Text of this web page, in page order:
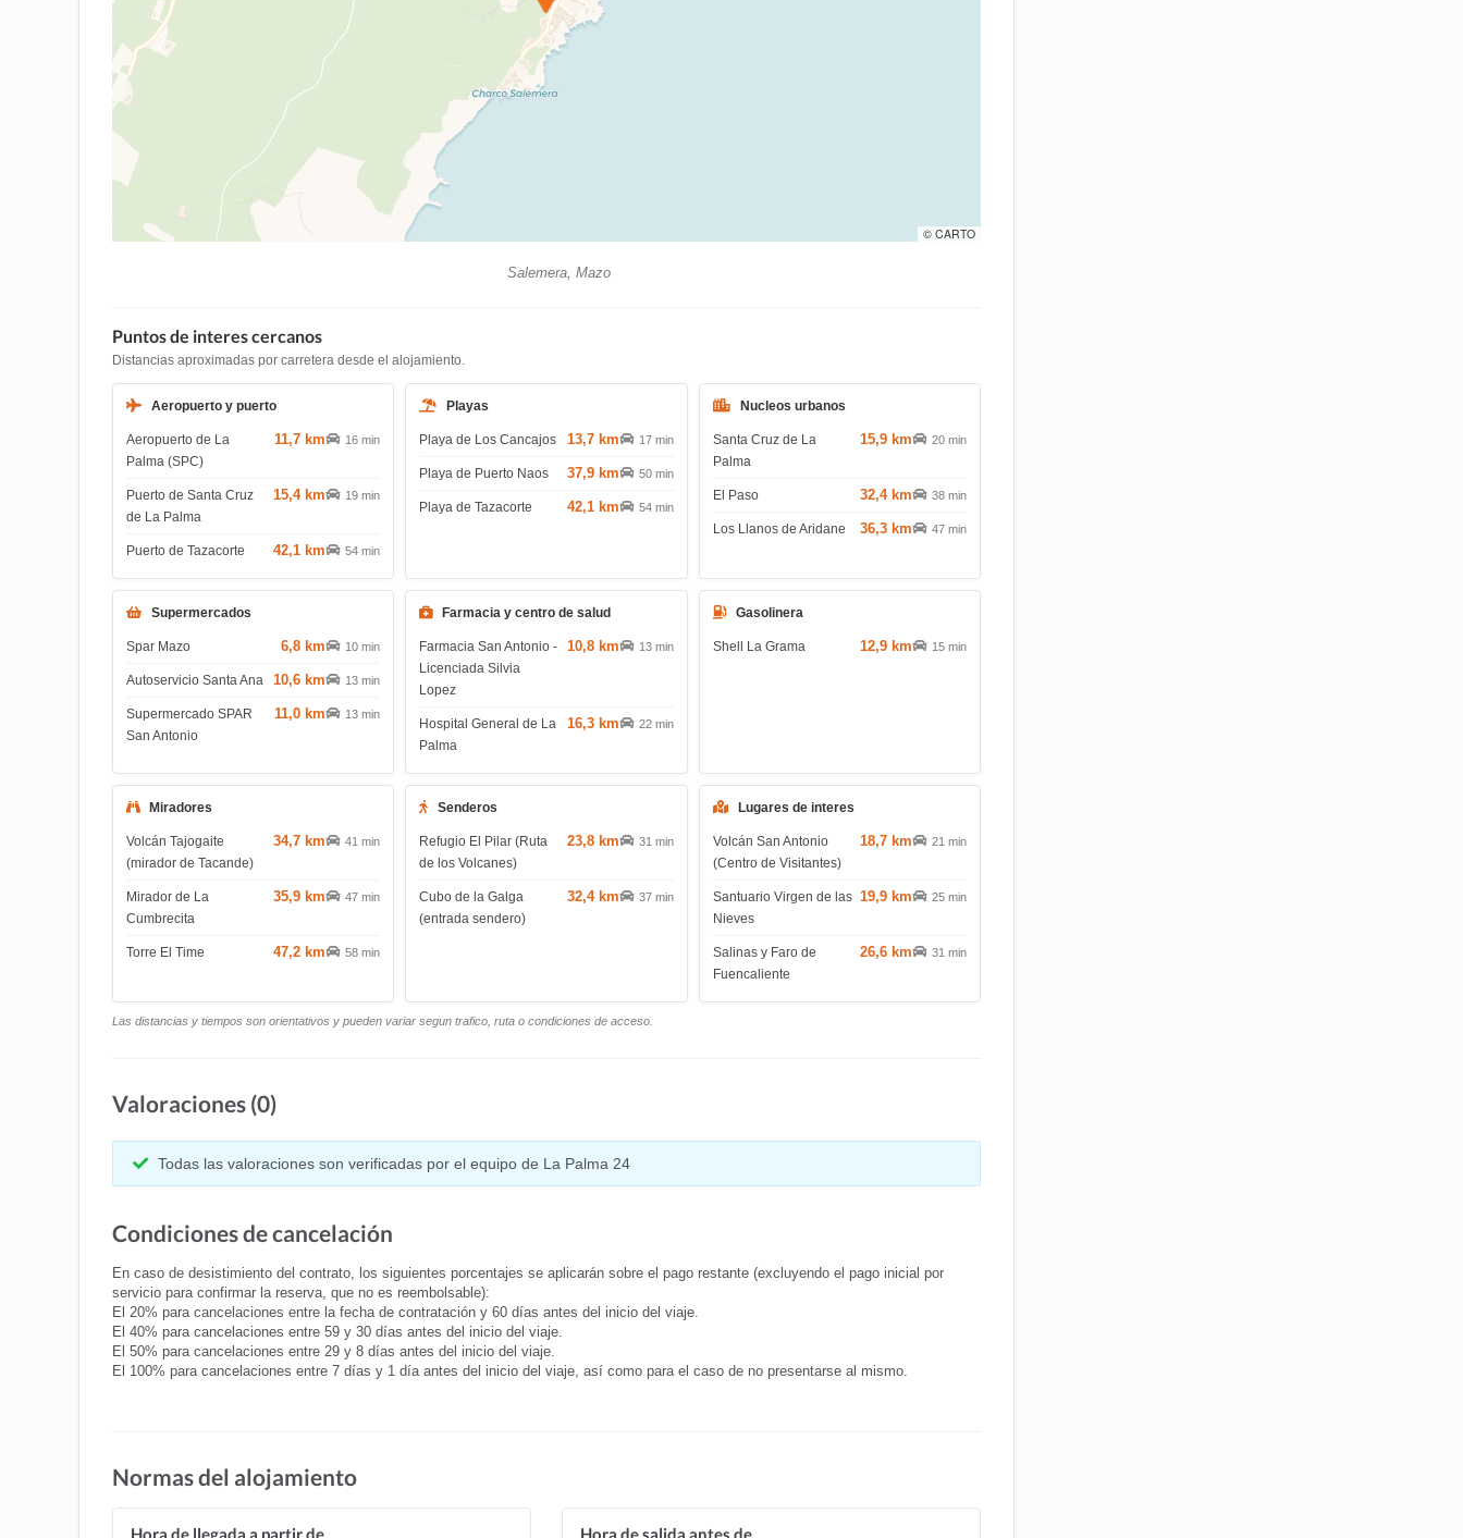
© CARTO
Salemera, Mazo
Puntos de interes cercanos
Distancias aproximadas por carretera desde el alojamiento.
Aeropuerto y puerto
Aeropuerto de La
Palma (SPC)
11,7 km 16 min
Puerto de Santa Cruz
de La Palma
15,4 km 19 min
Puerto de Tazacorte 42,1 km 54 min
Playas
Playa de Los Cancajos 13,7 km 17 min
Playa de Puerto Naos 37,9 km 50 min
Playa de Tazacorte 42,1 km 54 min
Nucleos urbanos
Santa Cruz de La
Palma
15,9 km 20 min
El Paso 32,4 km 38 min
Los Llanos de Aridane 36,3 km 47 min
Supermercados
Spar Mazo 6,8 km 10 min
Autoservicio Santa Ana 10,6 km 13 min
Supermercado SPAR
San Antonio
11,0 km 13 min
Farmacia y centro de salud
Farmacia San Antonio -
Licenciada Silvia
Lopez
10,8 km 13 min
Hospital General de La
Palma
16,3 km 22 min
Gasolinera
Shell La Grama 12,9 km 15 min
Miradores
Volcán Tajogaite
(mirador de Tacande)
34,7 km 41 min
Mirador de La
Cumbrecita
35,9 km 47 min
Torre El Time 47,2 km 58 min
Senderos
Refugio El Pilar (Ruta
de los Volcanes)
23,8 km 31 min
Cubo de la Galga
(entrada sendero)
32,4 km 37 min
Lugares de interes
Volcán San Antonio
(Centro de Visitantes)
18,7 km 21 min
Santuario Virgen de las
Nieves
19,9 km 25 min
Salinas y Faro de
Fuencaliente
26,6 km 31 min
Las distancias y tiempos son orientativos y pueden variar segun trafico, ruta o condiciones de acceso.
Valoraciones (0)
Todas las valoraciones son verificadas por el equipo de La Palma 24
Condiciones de cancelación
En caso de desistimiento del contrato, los siguientes porcentajes se aplicarán sobre el pago restante (excluyendo el pago inicial por
servicio para confirmar la reserva, que no es reembolsable):
El 20% para cancelaciones entre la fecha de contratación y 60 días antes del inicio del viaje.
El 40% para cancelaciones entre 59 y 30 días antes del inicio del viaje.
El 50% para cancelaciones entre 29 y 8 días antes del inicio del viaje.
El 100% para cancelaciones entre 7 días y 1 día antes del inicio del viaje, así como para el caso de no presentarse al mismo.
Normas del alojamiento
Hora de llegada a partir de Hora de salida antes de